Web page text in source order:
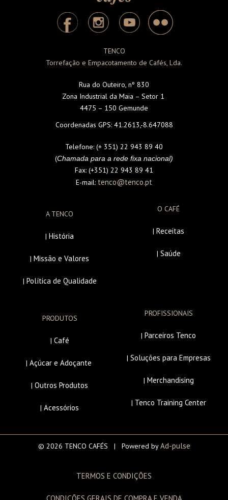
TENCO
Torrefação e Empacotamento de Cafés, Lda.
Rua do Outeiro, nº 830
Zona Industrial da Maia – Setor 1
4475 – 150 Gemunde
Coordenadas GPS:41.2613,-8.647088
Telefone: (+ 351) 22 943 89 40
(Chamada para a rede fixa nacional)
Fax: (+351) 22 943 89 41
E-mail: tenco@tenco.pt
A TENCO
| História
| Missão e Valores
| Política de Qualidade
O CAFÉ
| Receitas
| Saúde
PRODUTOS
| Café
| Açúcar e Adoçante
| Outros Produtos
| Acessórios
PROFISSIONAIS
| Parceiros Tenco
| Soluções para Empresas
| Merchandising
| Tenco Training Center
© 2026 TENCO CAFÉS | Powered byAd-pulse
TERMOS E CONDIÇÕES
CONDIÇÕES GERAIS DE COMPRA E VENDA